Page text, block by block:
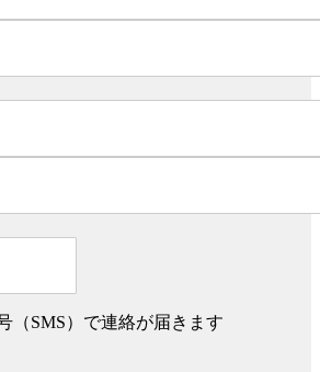
（SMS）で連絡が届きます